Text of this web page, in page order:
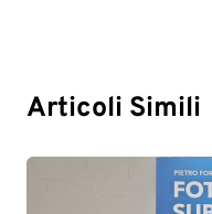
Articoli Simili